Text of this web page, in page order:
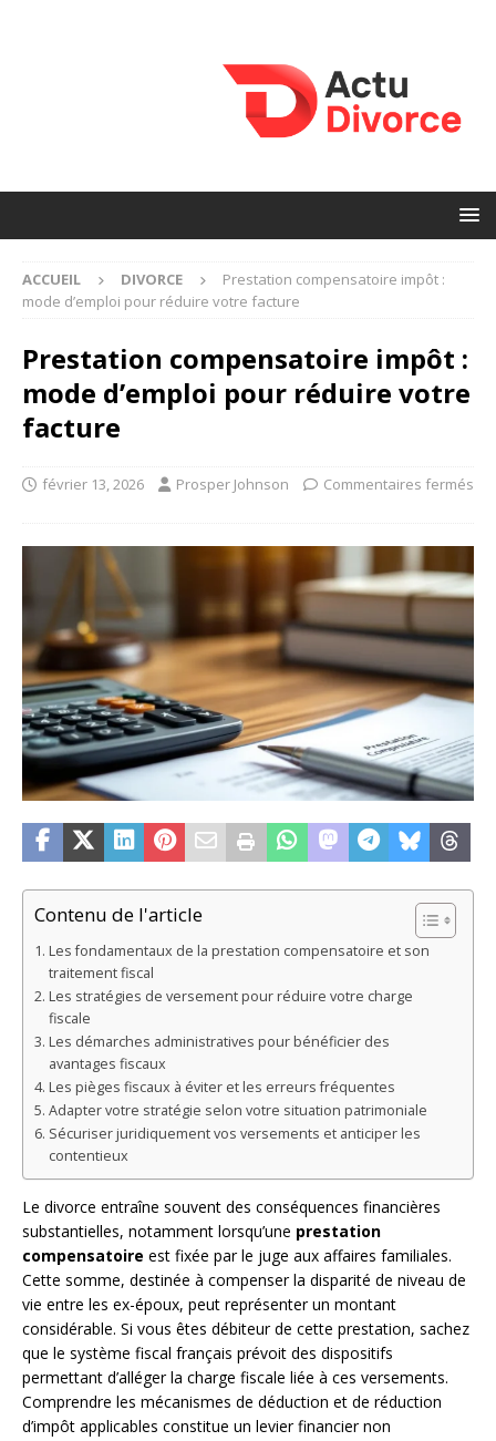
ACCUEIL DIVORCE
Prestation compensatoire impôt :
mode d’emploi pour réduire votre facture
Prestation compensatoire impôt :
mode d’emploi pour réduire votre
facture
février 13, 2026 Prosper Johnson Commentaires fermés
Contenu de l'article
Les fondamentaux de la prestation compensatoire et son
traitement fiscal
Les stratégies de versement pour réduire votre charge
fiscale
Les démarches administratives pour bénéficier des
avantages fiscaux
Les pièges fiscaux à éviter et les erreurs fréquentes
Adapter votre stratégie selon votre situation patrimoniale
Sécuriser juridiquement vos versements et anticiper les
contentieux
Le divorce entraîne souvent des conséquences financières
substantielles, notamment lorsqu’une prestation
compensatoire est fixée par le juge aux affaires familiales.
Cette somme, destinée à compenser la disparité de niveau de
vie entre les ex-époux, peut représenter un montant
considérable. Si vous êtes débiteur de cette prestation, sachez
que le système fiscal français prévoit des dispositifs
permettant d’alléger la charge fiscale liée à ces versements.
Comprendre les mécanismes de déduction et de réduction
d’impôt applicables constitue un levier financier non